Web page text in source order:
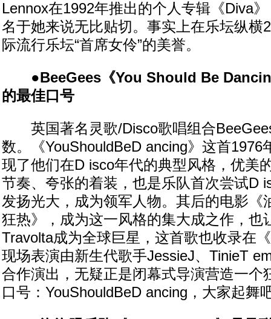
Lennox在1992年推出的个人专辑《Diva
名于她来说无比贴切。事实上在乐坛纵横
际流行乐坛“首席女伶”的美誉。
●BeeGees《You Should Be
的最佳口号
英国著名灵歌/Disco歌唱组合
数。《YouShouldBeD ancing》这首1976
现了他们在D isco年代的典型风格，优美
节奏、夸张的着装，也是乐队首次尝试D
发扬光大，成为领军人物。其后的电影《
狂热》，成为这一风格的集大成之作，也
Travolta成为全球巨星，这首歌也收录在
现场表演由新生代歌手JessieJ、TinieT
合作演出，无疑正是闭幕式导演营造一个
口号：YouShouldBeD ancing，大家起舞